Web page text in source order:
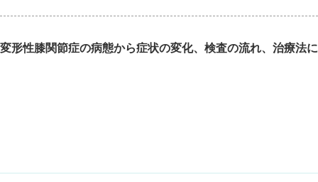
変形性膝関節症の病態から症状の変化、検査の流れ、治療法